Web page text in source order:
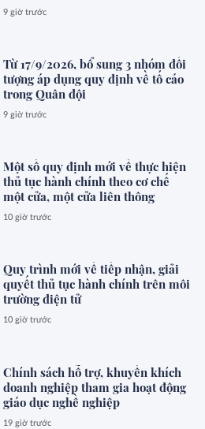
9 giờ trước
Từ 17/9/2026, bổ sung 3 nhóm đối
tượng áp dụng quy định về tố cáo
trong Quân đội
9 giờ trước
Một số quy định mới về thực hiện
thủ tục hành chính theo cơ chế
một cửa, một cửa liên thông
10 giờ trước
Quy trình mới về tiếp nhận, giải
quyết thủ tục hành chính trên môi
trường điện tử
10 giờ trước
Chính sách hỗ trợ, khuyến khích
doanh nghiệp tham gia hoạt động
giáo dục nghề nghiệp
19 giờ trước